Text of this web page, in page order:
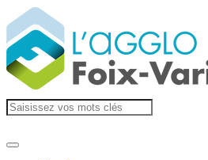
Agglo Foix-Varilhes